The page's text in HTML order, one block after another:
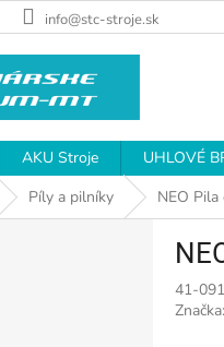
info@stc-stroje.sk
AKU Stroje UHLOVÉ
Píly a pilníky NEO
41-091
Značka: